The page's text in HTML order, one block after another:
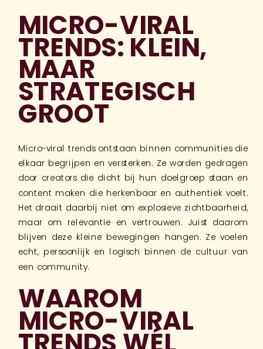
MICRO-VIRAL
TRENDS: KLEIN,
MAAR
STRATEGISCH
GROOT
Micro-viral trends ontstaan binnen communities die
elkaar begrijpen en versterken. Ze worden gedragen
door creators die dicht bij hun doelgroep staan en
content maken die herkenbaar en authentiek voelt.
Het draait daarbij niet om explosieve zichtbaarheid,
maar om relevantie en vertrouwen. Juist daarom
blijven deze kleine bewegingen hangen. Ze voelen
echt, persoonlijk en logisch binnen de cultuur van
een community.
WAAROM
MICRO-VIRAL